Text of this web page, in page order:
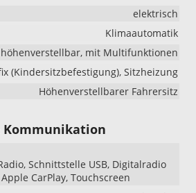
elektrisch
Klimaautomatik
höhenverstellbar, mit Multifunktionen
(Kindersitzbefestigung), Sitzheizung
Höhenverstellbarer Fahrersitz
Schnittstelle USB, Digitalradio
CarPlay, Touchscreen